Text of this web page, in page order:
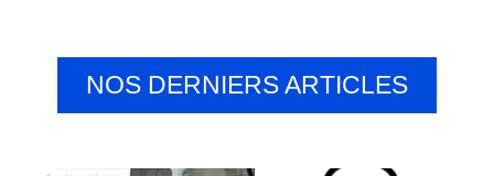
NOS DERNIERS ARTICLES